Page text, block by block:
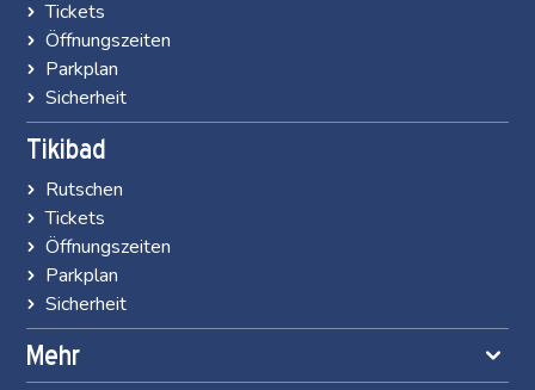
Tickets
Öffnungszeiten
Parkplan
Sicherheit
Tikibad
Rutschen
Tickets
Öffnungszeiten
Parkplan
Sicherheit
Mehr